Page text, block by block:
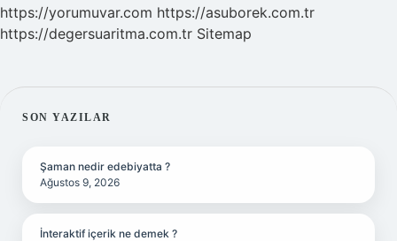
https://yorumuvar.com https://asuborek.com.tr
https://degersuaritma.com.tr Sitemap
SIDEBAR
SON YAZILAR
Şaman nedir edebiyatta ?
Ağustos 9, 2026
İnteraktif içerik ne demek ?